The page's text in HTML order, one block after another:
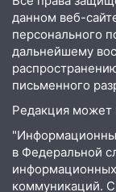
знак 5
23:27
капремонт
21:01
кровь: День
данном веб-
персонального
дальнейшему
письменного
Редакция может
в Федеральной
коммуникаций.